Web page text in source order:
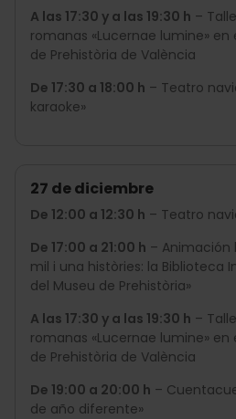
A las 17:30 y a las 19:30 h –
romanas «Lucernae lumine» en
de Prehistòria de València
De 17:30 a 18:00 h – Teatro
karaoke»
27 de diciembre
De 12:00 a 12:30 h – Teatro
De 17:00 a 21:00 h – Animación
mil i una històries: la Biblioteca
del Museu de Prehistòria»
A las 17:30 y a las 19:30 h –
romanas «Lucernae lumine» en
de Prehistòria de València
De 19:00 a 20:00 h –
de año diferente»